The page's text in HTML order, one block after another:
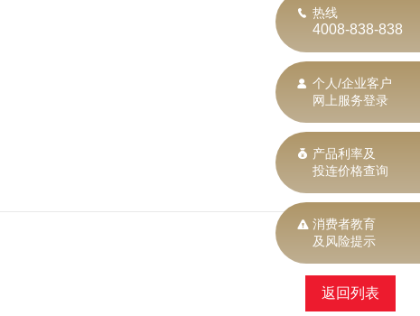
返回列表
热线
4008-838-838
个人/企业客户
网上服务登录
产品利率及
投连价格查询
消费者教育
及风险提示